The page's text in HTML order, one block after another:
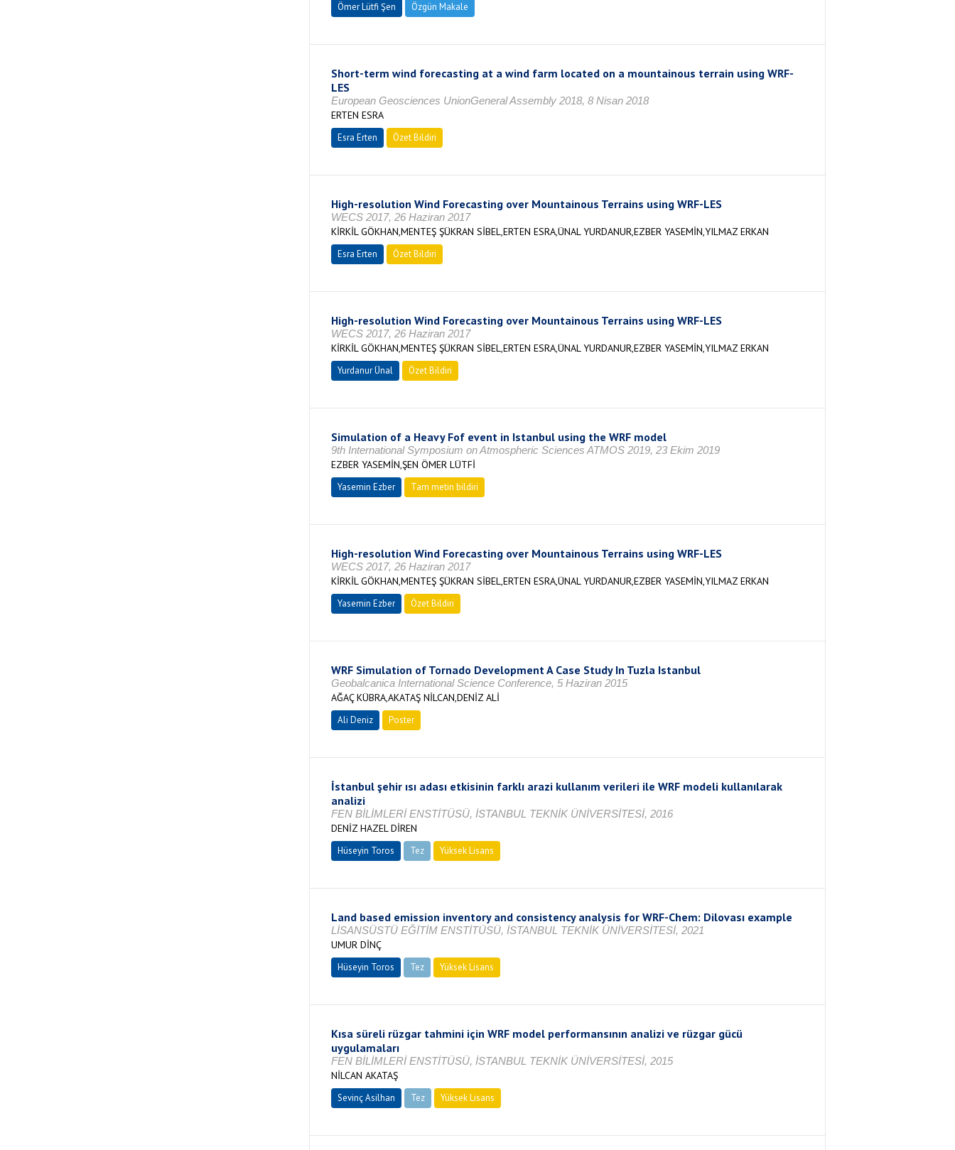
Ömer Lütfi Şen Özgün Makale
Short-term wind forecasting at a wind farm located on a mountainous terrain using WRF-
LES
European Geosciences UnionGeneral Assembly 2018, 8 Nisan 2018
ERTEN ESRA
Esra Erten Özet Bildiri
High-resolution Wind Forecasting over Mountainous Terrains using WRF-LES
WECS 2017, 26 Haziran 2017
KİRKİL GÖKHAN,MENTEŞ ŞÜKRAN SİBEL,ERTEN ESRA,ÜNAL YURDANUR,EZBER YASEMİN,YILMAZ ERKAN
Esra Erten Özet Bildiri
High-resolution Wind Forecasting over Mountainous Terrains using WRF-LES
WECS 2017, 26 Haziran 2017
KİRKİL GÖKHAN,MENTEŞ ŞÜKRAN SİBEL,ERTEN ESRA,ÜNAL YURDANUR,EZBER YASEMİN,YILMAZ ERKAN
Yurdanur Ünal Özet Bildiri
Simulation of a Heavy Fof event in Istanbul using the WRF model
9th International Symposium on Atmospheric Sciences ATMOS 2019, 23 Ekim 2019
EZBER YASEMİN,ŞEN ÖMER LÜTFİ
Yasemin Ezber Tam metin bildiri
High-resolution Wind Forecasting over Mountainous Terrains using WRF-LES
WECS 2017, 26 Haziran 2017
KİRKİL GÖKHAN,MENTEŞ ŞÜKRAN SİBEL,ERTEN ESRA,ÜNAL YURDANUR,EZBER YASEMİN,YILMAZ ERKAN
Yasemin Ezber Özet Bildiri
WRF Simulation of Tornado Development A Case Study In Tuzla Istanbul
Geobalcanica International Science Conference, 5 Haziran 2015
AĞAÇ KÜBRA,AKATAŞ NİLCAN,DENİZ ALİ
Ali Deniz Poster
İstanbul şehir ısı adası etkisinin farklı arazi kullanım verileri ile WRF modeli kullanılarak
analizi
FEN BİLİMLERİ ENSTİTÜSÜ, İSTANBUL TEKNİK ÜNİVERSİTESİ, 2016
DENİZ HAZEL DİREN
Hüseyin Toros Tez Yüksek Lisans
Land based emission inventory and consistency analysis for WRF-Chem: Dilovası example
LİSANSÜSTÜ EĞİTİM ENSTİTÜSÜ, İSTANBUL TEKNİK ÜNİVERSİTESİ, 2021
UMUR DİNÇ
Hüseyin Toros Tez Yüksek Lisans
Kısa süreli rüzgar tahmini için WRF model performansının analizi ve rüzgar gücü
uygulamaları
FEN BİLİMLERİ ENSTİTÜSÜ, İSTANBUL TEKNİK ÜNİVERSİTESİ, 2015
NİLCAN AKATAŞ
Sevinç Asilhan Tez Yüksek Lisans